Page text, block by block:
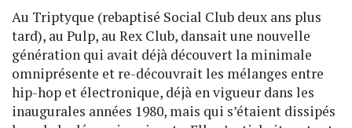
Au Triptyque (rebaptisé Social Club deux ans plus
tard), au Pulp, au Rex Club, dansait une nouvelle
génération qui avait déjà découvert la minimale
omniprésente et re-découvrait les mélanges entre
hip-hop et électronique, déjà en vigueur dans les
inaugurales années 1980, mais qui s’étaient dissipés